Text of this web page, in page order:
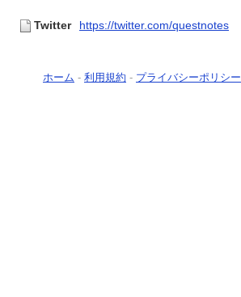
Twitter https://twitter.com/questnotes
ホーム - 利用規約 - プライバシーポリシー